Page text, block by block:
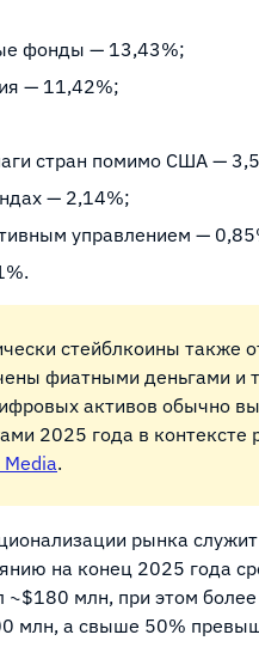
фонды — 13,43%;
— 11,42%;
стран помимо США —
— 2,14%;
управлением —
стейблкоины также
фиатными деньгами
активов обычно
2025 года в контексте
Media.
рынка
на конец 2025 года
~$180 млн, при этом
млн, а свыше 50%